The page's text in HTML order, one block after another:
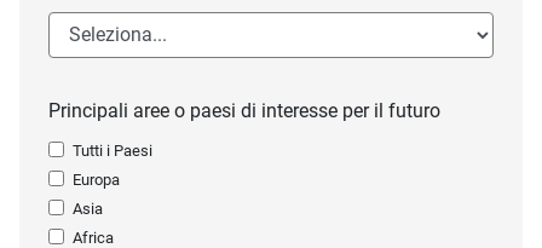
Principali aree o paesi di interesse per il futuro
Tutti i Paesi
Europa
Asia
Africa